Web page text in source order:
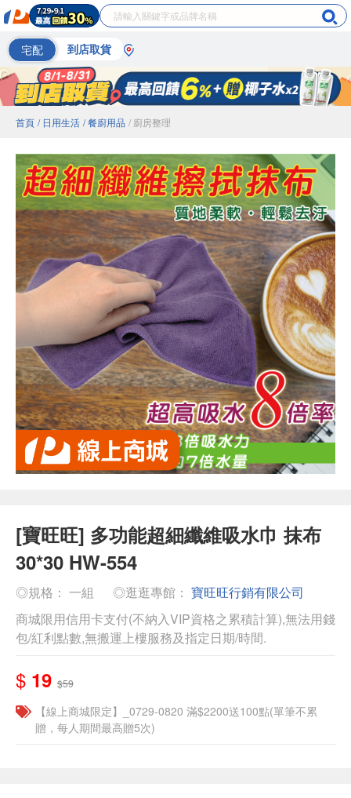
宅配 到店取貨
首頁 / 日用生活 / 餐廚用品 / 廚房整理
[寶旺旺] 多功能超細纖維吸水巾 抹布
30*30 HW-554
◎規格： 一組 ◎逛逛專館： 寶旺旺行銷有限公司
商城限用信用卡支付(不納入VIP資格之累積計算),無法用錢
包/紅利點數,無搬運上樓服務及指定日期/時間.
$ 19 $59
【線上商城限定】_0729-0820 滿$2200送100點(單筆不累
贈，每人期間最高贈5次)